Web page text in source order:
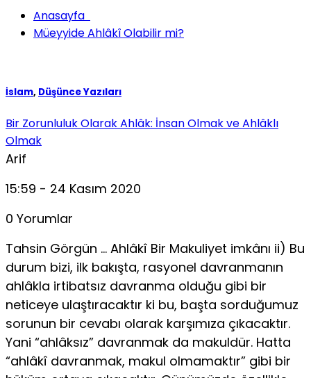
Anasayfa
Müeyyide Ahlâkî Olabilir mi?
İslam, Düşünce Yazıları
Bir Zorunluluk Olarak Ahlâk: İnsan Olmak ve Ahlâklı
Olmak
Arif
15:59 - 24 Kasım 2020
0 Yorumlar
Tahsin Görgün … Ahlâkî Bir Makuliyet imkânı ii) Bu
durum bizi, ilk bakışta, rasyonel davranmanın
ahlâkla irtibatsız davranma olduğu gibi bir
neticeye ulaştıracaktır ki bu, başta sorduğumuz
sorunun bir cevabı olarak karşımıza çıkacaktır.
Yani “ahlâksız” davranmak da makuldür. Hatta
“ahlâkî davranmak, makul olmamaktır” gibi bir